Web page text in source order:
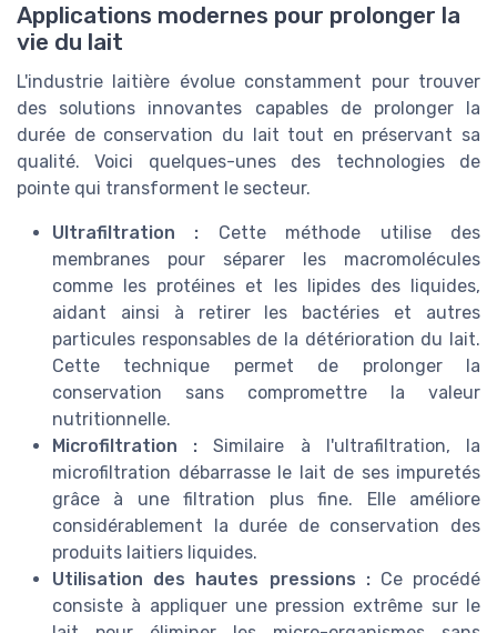
Applications modernes pour prolonger la
vie du lait
L'industrie laitière évolue constamment pour trouver
des solutions innovantes capables de prolonger la
durée de conservation du lait tout en préservant sa
qualité. Voici quelques-unes des technologies de
pointe qui transforment le secteur.
Ultrafiltration : Cette méthode utilise des
membranes pour séparer les macromolécules
comme les protéines et les lipides des liquides,
aidant ainsi à retirer les bactéries et autres
particules responsables de la détérioration du lait.
Cette technique permet de prolonger la
conservation sans compromettre la valeur
nutritionnelle.
Microfiltration : Similaire à l'ultrafiltration, la
microfiltration débarrasse le lait de ses impuretés
grâce à une filtration plus fine. Elle améliore
considérablement la durée de conservation des
produits laitiers liquides.
Utilisation des hautes pressions :Ce procédé
consiste à appliquer une pression extrême sur le